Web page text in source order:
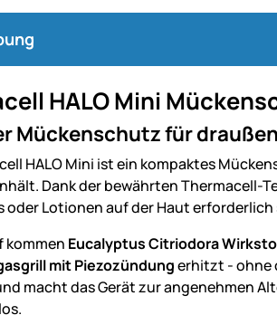
HALO Mini
Mückenschutz für
HALO Mini ist ein kompaktes
Dank der bewährten Thermacell-
oder Lotionen auf der Haut erforderlich
kommen Eucalyptus Citriodora
mit Piezozündungerhitzt - ohne
macht das Gerät zur angenehmen